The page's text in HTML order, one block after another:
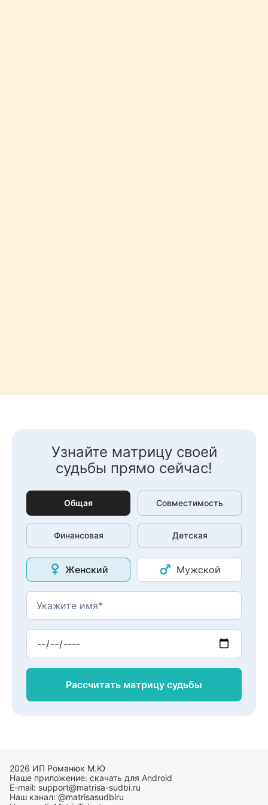
Узнайте матрицу своей
судьбы прямо сейчас!
Общая Совместимость
Финансовая Детская
Женский Мужской
Рассчитать матрицу судьбы
2026 ИП Романюк М.Ю
Наше приложение: скачать для Android
E-mail: support@matrisa-sudbi.ru
Наш канал: @matrisasudbiru